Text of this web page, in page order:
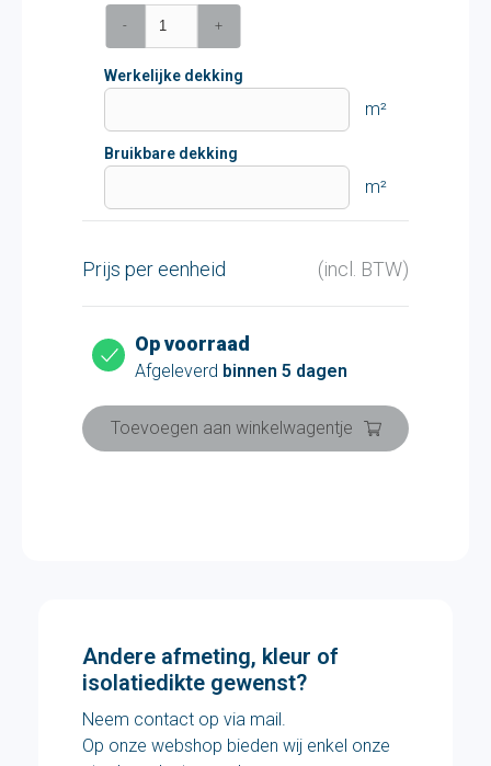
- +
Bruikbare dekking
m²
Werkelijke dekking
m²
Prijs per eenheid (incl. BTW)
Op voorraad
Afgeleverd binnen 5 dagen
Toevoegen aan winkelwagentje
Andere afmeting, kleur of
isolatiedikte gewenst?
Neem contact op via mail.
Op onze webshop bieden wij enkel onze